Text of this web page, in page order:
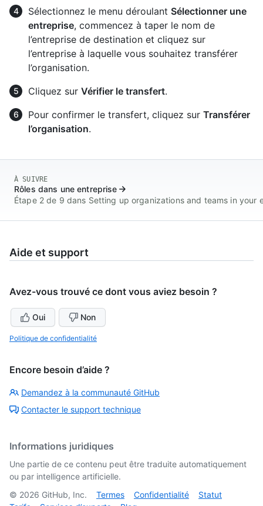
Sélectionnez le menu déroulant Sélectionner une
entreprise, commencez à taper le nom de
l’entreprise de destination et cliquez sur
l’entreprise à laquelle vous souhaitez transférer
l’organisation.
Cliquez sur Vérifier le transfert.
Pour confirmer le transfert, cliquez sur Transférer
l’organisation.
À SUIVRE
Rôles dans une entreprise
Étape 2 de 9 dans Setting up organizations and teams in your
Aide et support
Avez-vous trouvé ce dont vous aviez besoin ?
Oui Non
Politique de confidentialité
Encore besoin d’aide ?
Demandez à la communauté GitHub
Contacter le support technique
Informations juridiques
Une partie de ce contenu peut être traduite automatiquement
ou par intelligence artificielle.
© 2026 GitHub, Inc. Termes Confidentialité
Statut